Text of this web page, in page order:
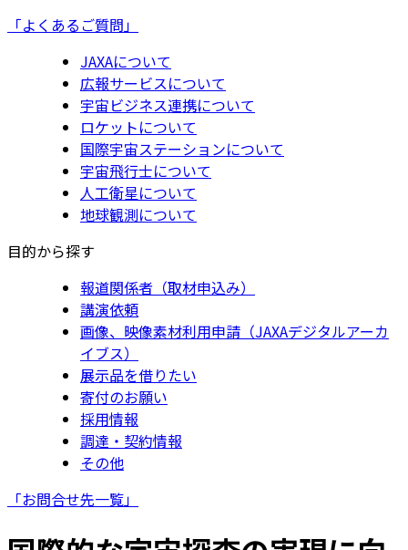
「よくあるご質問」
JAXAについて
広報サービスについて
宇宙ビジネス連携について
ロケットについて
国際宇宙ステーションについて
宇宙飛行士について
人工衛星について
地球観測について
目的から探す
報道関係者（取材申込み）
講演依頼
画像、映像素材利用申請（JAXAデジタルアーカ
イブス）
展示品を借りたい
寄付のお願い
採用情報
調達・契約情報
その他
「お問合せ先一覧」